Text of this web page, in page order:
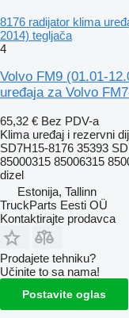
8176 radijator klima
2014) tegljača
4
Volvo FM9 (01.01-
uređaja za Volvo
65,32 € Bez PDV-a
Klima uređaj i rezervni
SD7H15-8176 35393
85000315 85006315
dizel
Estonija, Tallinn
TruckParts Eesti OÜ
Kontaktirajte prodavca
Prodajete tehniku?
Učinite to sa nama!
Postavite oglas